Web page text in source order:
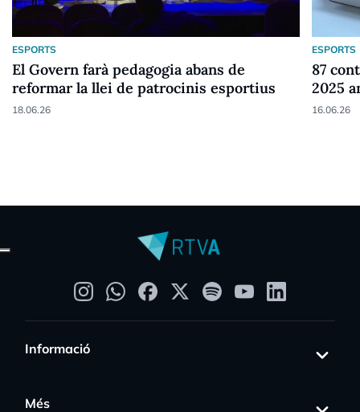
ESPORTS
El Govern farà pedagogia abans de
reformar la llei de patrocinis esportius
18.06.26
ESPORTS
87
2025
16.06.26
Informació
Més